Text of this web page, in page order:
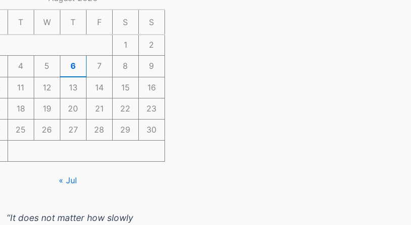
T W T F S S
1 2
4 5 6 7 8 9
11 12 13 14 15 16
18 19 20 21 22 23
25 26 27 28 29 30
« Jul
“It does not matter how slowly